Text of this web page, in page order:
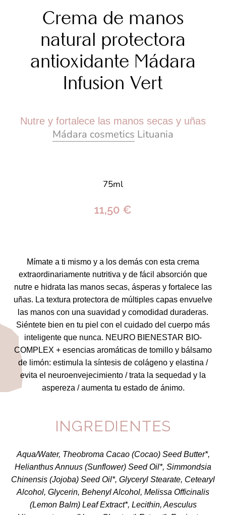
Crema de manos
natural protectora
antioxidante Mádara
Infusion Vert
Nutre y fortalece las manos secas y uñas
Mádara cosmetics Lituania
75ml
11,50 €
Mímate a ti mismo y a los demás con esta crema
extraordinariamente nutritiva y de fácil absorción que
nutre e hidrata las manos secas, ásperas y fortalece las
uñas. La textura protectora de múltiples capas envuelve
las manos con una suavidad y comodidad duraderas.
Siéntete bien en tu piel con el cuidado del cuerpo más
inteligente que nunca. NEURO BIENESTAR BIO-
COMPLEX + esencias aromáticas de tomillo y bálsamo
de limón: estimula la síntesis de colágeno y elastina /
evita el neuroenvejecimiento / trata la sequedad y la
aspereza / aumenta tu estado de ánimo.
INGREDIENTES
Aqua/Water, Theobroma Cacao (Cocao) Seed Butter*,
Helianthus Annuus (Sunflower) Seed Oil*, Simmondsia
Chinensis (Jojoba) Seed Oil*, Glyceryl Stearate, Cetearyl
Alcohol, Glycerin, Behenyl Alcohol, Melissa Officinalis
(Lemon Balm) Leaf Extract*, Lecithin, Aesculus